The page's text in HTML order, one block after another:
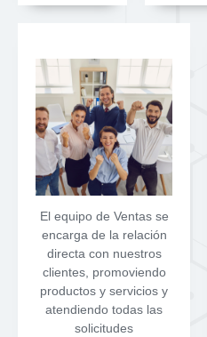
El equipo de Ventas se
encarga de la relación
directa con nuestros
clientes, promoviendo
productos y servicios y
atendiendo todas las
solicitudes